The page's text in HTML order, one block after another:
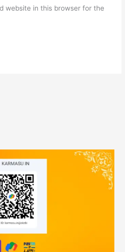
website in this browser for the